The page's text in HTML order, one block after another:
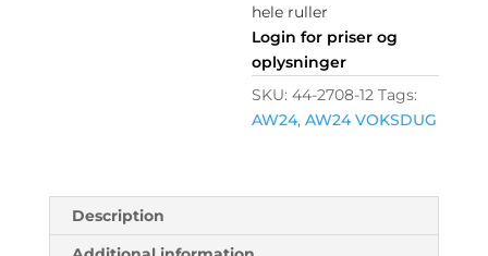
hele ruller
Login for priser og
oplysninger
SKU:44-2708-12 Tags:
AW24,AW24 VOKSDUG
Description